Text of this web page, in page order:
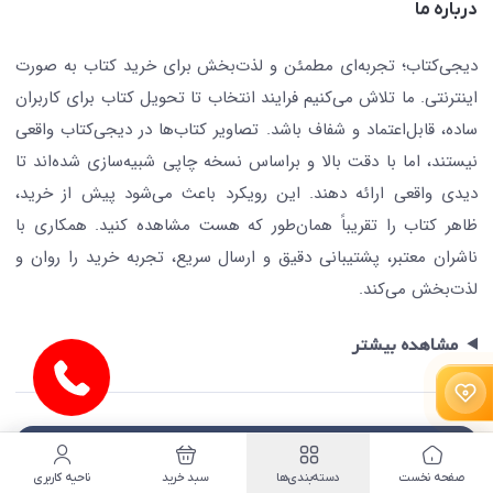
جستجو در سایت
کتابیاب
درباره ما
دیجی‌کتاب؛ تجربه‌ای مطمئن و لذت‌بخش برای خرید کتاب به صورت
اینترنتی. ما تلاش می‌کنیم فرایند انتخاب تا تحویل کتاب برای کاربران
ساده، قابل‌اعتماد و شفاف باشد. تصاویر کتاب‌ها در دیجی‌کتاب واقعی
نیستند، اما با دقت بالا و براساس نسخه چاپی شبیه‌سازی شده‌اند تا
دیدی واقعی ارائه دهند. این رویکرد باعث می‌شود پیش از خرید،
ظاهر کتاب را تقریباً همان‌طور که هست مشاهده کنید. همکاری با
ناشران معتبر، پشتیبانی دقیق و ارسال سریع، تجربه خرید را روان و
لذت‌بخش می‌کند.
مشاهده بیشتر
دانلود اپلیکیشن دیجی‌کتاب صفحه نخست دسته‌بندی‌ها سبد خرید ناحیه کاربری